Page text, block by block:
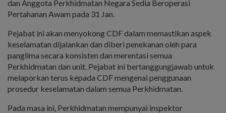
dan Anggota Perkhidmatan Negara Sedia Beroperasi
Pertahanan Awam pada 31 Jan.
Pejabat ini akan menyokong CDF dalam memastikan aspek
keselamatan dijalankan dan diberi penekanan oleh para
panglima secara konsisten dan merentasi semua
Perkhidmatan dan unit. Pejabat ini bertanggungjawab untuk
melaporkan terus kepada CDF mengenai penggunaan
prosedur keselamatan dalam semua Perkhidmatan.
Pada masa ini, Perkhidmatan mempunyai inspektor